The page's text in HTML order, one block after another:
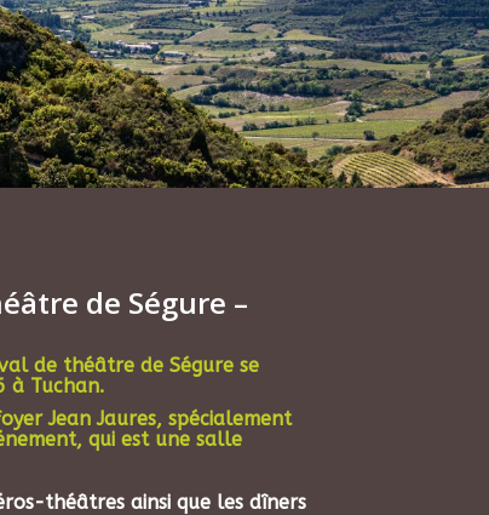
de Ségure –
de théâtre de Ségure se
à Tuchan.
Jean Jaures, spécialement
qui est une salle
théâtres ainsi que les dîners